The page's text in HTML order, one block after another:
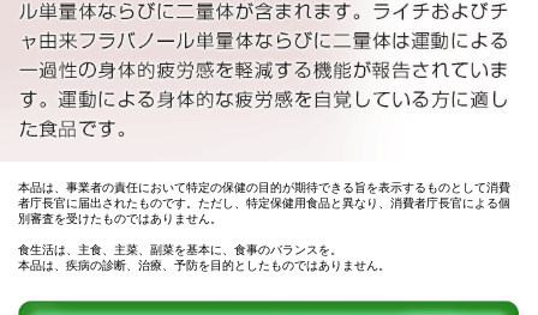
本品は、事業者の責任において特定の保健の目的が期待できる旨を表示するものとして消費
者庁長官に届出されたものです。ただし、特定保健用食品と異なり、消費者庁長官による個
別審査を受けたものではありません。
食生活は、主食、主菜、副菜を基本に、食事のバランスを。
本品は、疾病の診断、治療、予防を目的としたものではありません。